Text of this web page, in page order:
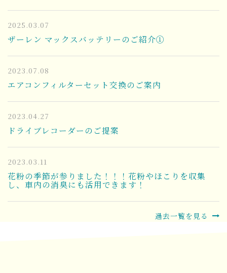
2025.03.07
ザーレン マックスバッテリーのご紹介①
2023.07.08
エアコンフィルターセット交換のご案内
2023.04.27
ドライブレコーダーのご提案
2023.03.11
花粉の季節が参りました！！！花粉やほこりを収集
し、車内の消臭にも活用できます！
過去一覧を見る